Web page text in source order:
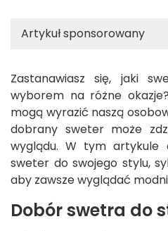
Artykuł sponsorowany
Zastanawiasz się, jaki
wyborem na różne
mogą wyrazić naszą
dobrany sweter może
wyglądu. W tym artykule
sweter do swojego stylu,
aby zawsze wyglądać
Dobór swetra do